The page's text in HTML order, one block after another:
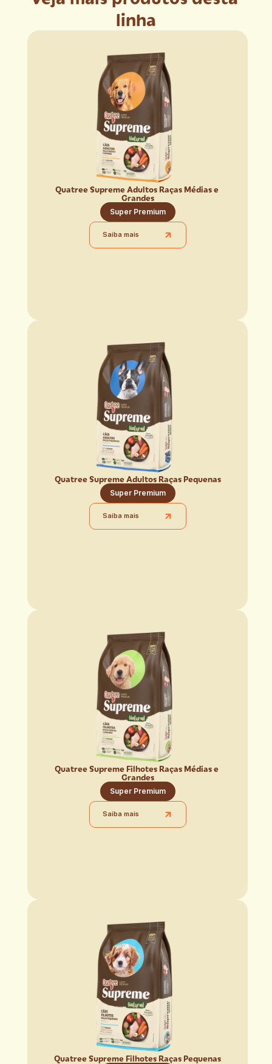
linha
Quatree Supreme Adultos Raças Médias e
Grandes
Super Premium
Saiba mais
Quatree Supreme Adultos Raças Pequenas
Super Premium
Saiba mais
Quatree Supreme Filhotes Raças Médias e
Grandes
Super Premium
Saiba mais
Quatree Supreme Filhotes Raças Pequenas